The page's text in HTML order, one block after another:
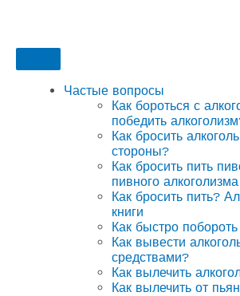
Частые вопросы
Как бороться с
победить
Как бросить
стороны?
Как бросить пить
пивного алкоголизма
Как бросить пить?
книги
Как быстро
Как вывести
средствами?
Как вылечить
Как вылечить от